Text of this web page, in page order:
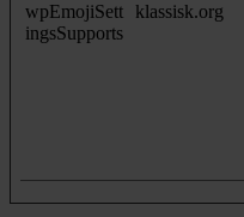
wpEmojiSett
ingsSupports
klassisk.org